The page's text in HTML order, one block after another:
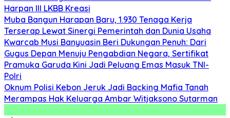
Harpan III LKBB Kreasi
Muba Bangun Harapan Baru, 1.930 Tenaga Kerja
Terserap Lewat Sinergi Pemerintah dan Dunia Usaha
Kwarcab Musi Banyuasin Beri Dukungan Penuh: Dari
Gugus Depan Menuju Pengabdian Negara, Sertifikat
Pramuka Garuda Kini Jadi Peluang Emas Masuk TNI-
Polri
Oknum Polisi Kebon Jeruk Jadi Backing Mafia Tanah
Merampas Hak Keluarga Ambar Witjaksono Sutarman